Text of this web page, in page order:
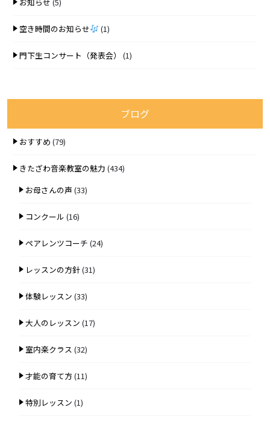
空き時間のお知らせ (1)
門下生コンサート（発表会） (1)
ブログ
おすすめ (79)
きたざわ音楽教室の魅力 (434)
お母さんの声 (33)
コンクール (16)
ペアレンツコーチ (24)
レッスンの方針(31)
体験レッスン (33)
大人のレッスン (17)
室内楽クラス (32)
才能の育て方 (11)
特別レッスン (1)